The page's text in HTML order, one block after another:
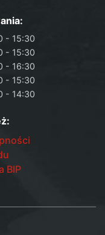
- 15:30
- 15:30
- 16:30
- 15:30
- 14:30
BIP